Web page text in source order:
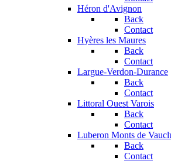
Héron d'Avignon
Back
Contact
Hyères les Maures
Back
Contact
Largue-Verdon-Durance
Back
Contact
Littoral Ouest Varois
Back
Contact
Luberon Monts de
Back
Contact